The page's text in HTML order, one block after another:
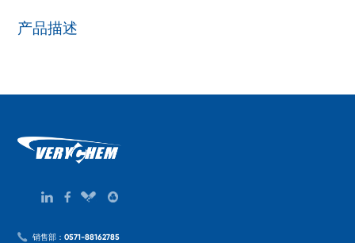
产品描述
销售部：0571-88162785